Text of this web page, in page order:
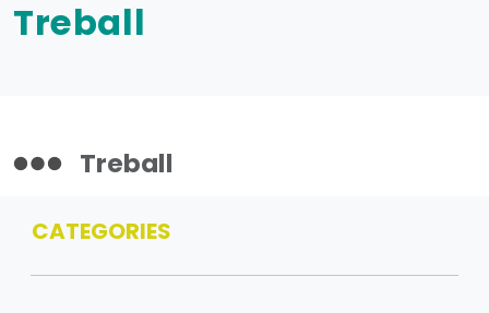
Treball
Treball
CATEGORIES